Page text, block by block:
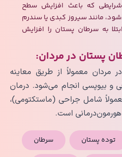
شرایطی که باعث افزایش سطح
مانند سیروز کبدی یا سندرم
به سرطان پستان را افزایش
پستان در مردان:
معمولاً از طریق معاینه
و بیوپسی انجام می‌شود. درمان
شامل جراحی (ماستکتومی)،
هورمون‌درمانی است.
توده پستان سرطان